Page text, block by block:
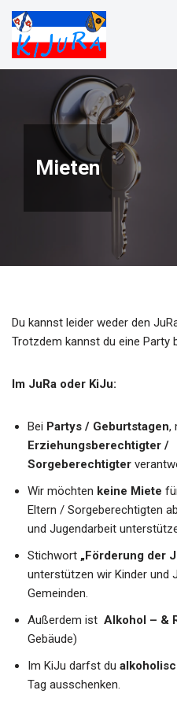
Zum
Inhalt
Mieten
Du kannst leider weder den
Trotzdem kannst du eine Party
Im JuRa oder KiJu:
Bei Partys / Geburtstagen,
Erziehungsberechtigter /
Sorgeberechtigter
Wir möchten keine Miete
Eltern / Sorgeberechtigten
und Jugendarbeit
Stichwort „Förderung der
unterstützen wir Kinder und
Gemeinden.
Außerdem ist Alkohol – &
Gebäude)
Im KiJu darfst du
Tag ausschenken.